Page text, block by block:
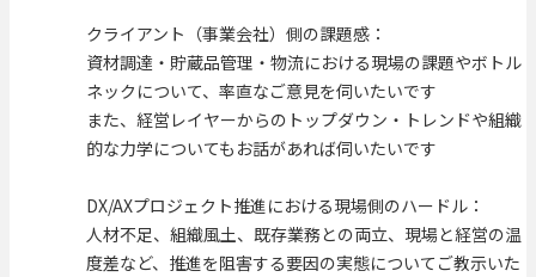
クライアント（事業会社）側の課題感：
資材調達・貯蔵品管理・物流における現場の課題やボトル
ネックについて、率直なご意見を伺いたいです
また、経営レイヤーからのトップダウン・トレンドや組織
的な力学についてもお話があれば伺いたいです
DX/AXプロジェクト推進における現場側のハードル：
人材不足、組織風土、既存業務との両立、現場と経営の温
度差など、推進を阻害する要因の実態についてご教示いた